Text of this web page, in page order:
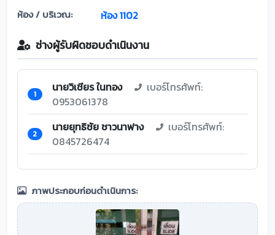
ห้อง / บริเวณ: ห้อง 1102
ช่างผู้รับผิดชอบดำเนินงาน
1 นายวิเชียร ในทอง
เบอร์โทรศัพท์:
0953061378
2 นายยุทธิชัย ชาวนาฟาง
เบอร์โทรศัพท์:
0845726474
ภาพประกอบก่อนดำเนินการ: